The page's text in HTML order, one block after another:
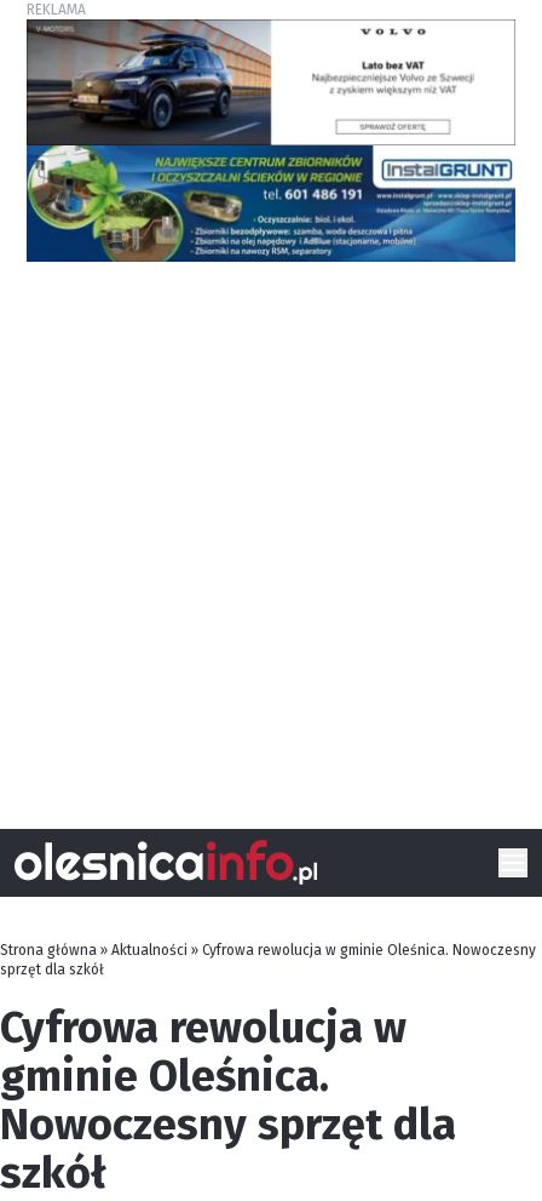
REKLAMA
Strona główna » Aktualności » Cyfrowa rewolucja w gminie Oleśnica. Nowoczesny
sprzęt dla szkół
Cyfrowa rewolucja w
gminie Oleśnica.
Nowoczesny sprzęt dla
szkół